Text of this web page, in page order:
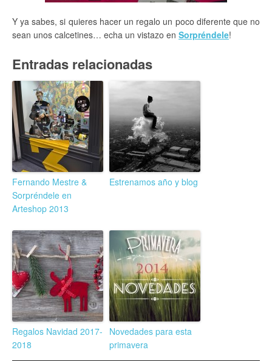
Y ya sabes, si quieres hacer un regalo un poco diferente que no
sean unos calcetines… echa un vistazo en Sorpréndele!
Entradas relacionadas
Fernando Mestre &
Sorpréndele en
Arteshop 2013
Estrenamos año y blog
Regalos Navidad 2017-
2018
Novedades para esta
primavera